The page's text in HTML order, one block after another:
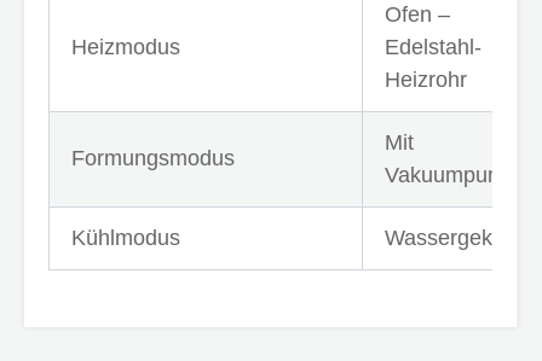
Heizmodus
Ofen –
Edelstahl-
Heizrohr
Formungsmodus
Mit
Vakuumpumpe
Kühlmodus Wassergekühlt